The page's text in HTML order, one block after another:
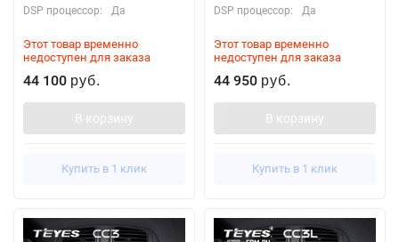
DSP процессор: Да
Этот товар временно
недоступен для заказа
44 100 руб.
В корзину
Купить в 1 клик
DSP процессор: Да
Этот товар временно
недоступен для заказа
44 950 руб.
В корзину
Купить в 1 клик